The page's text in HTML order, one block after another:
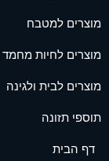
מוצרים למטבח
מוצרים לחיות מחמד
מוצרים לבית ולגינה
תוספי תזונה
דף הבית